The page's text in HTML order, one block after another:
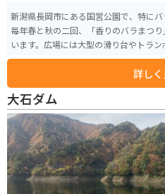
新潟県長岡市にある国営公園で、特にバ
毎年春と秋の二回、「香りのバラまつ
います。広場には大型の滑り台やトラ
は家族連れで賑わっています。建物内
詳し
大石ダム